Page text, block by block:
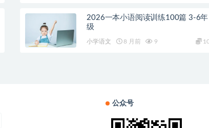
2026一本小语阅读训练100篇 3-6年
级
小学语文 8 月前 9
公众号